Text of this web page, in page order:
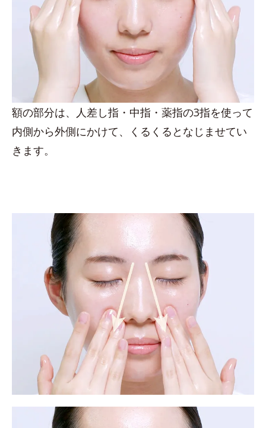
額の部分は、人差し指・中指・薬指の3指を使って
内側から外側にかけて、くるくるとなじませてい
きます。